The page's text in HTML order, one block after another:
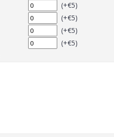
(+€5)
(+€5)
(+€5)
(+€5)